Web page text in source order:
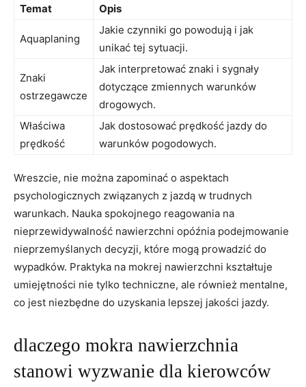
Temat Opis
Aquaplaning
Jakie czynniki go powodują i jak
unikać tej sytuacji.
Znaki
ostrzegawcze
Jak interpretować znaki i sygnały
dotyczące zmiennych warunków
drogowych.
Właściwa
prędkość
Jak dostosować prędkość jazdy do
warunków pogodowych.
Wreszcie, nie można zapominać o aspektach
psychologicznych związanych z jazdą w trudnych
warunkach. Nauka spokojnego reagowania na
nieprzewidywalność nawierzchni opóźnia podejmowanie
nieprzemyślanych decyzji, które mogą prowadzić do
wypadków. Praktyka na mokrej nawierzchni kształtuje
umiejętności nie tylko techniczne, ale również mentalne,
co jest niezbędne do uzyskania lepszej jakości jazdy.
dlaczego mokra nawierzchnia
stanowi wyzwanie dla kierowców